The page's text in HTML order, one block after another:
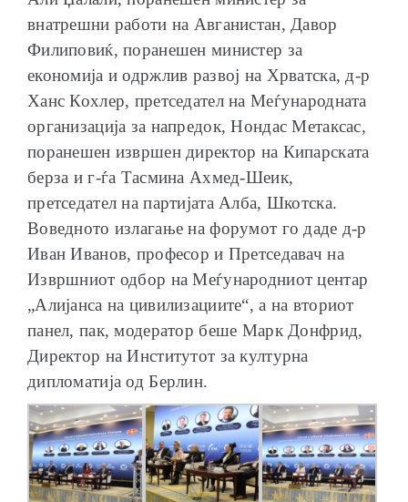
внатрешни работи на Авганистан, Давор
Филиповиќ, поранешен министер за
економија и одржлив развој на Хрватска, д-р
Ханс Кохлер, претседател на Меѓународната
организација за напредок, Нондас Метаксас,
поранешен извршен директор на Кипарската
берза и г-ѓа Тасмина Ахмед-Шеик,
претседател на партијата Алба, Шкотска.
Воведното излагање на форумот го даде д-р
Иван Иванов, професор и Претседавач на
Извршниот одбор на Меѓународниот центар
„Алијанса на цивилизациите“, а на вториот
панел, пак, модератор беше Марк Донфрид,
Директор на Институтот за културна
дипломатија од Берлин.